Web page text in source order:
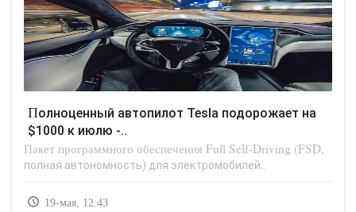
Полноценный автопилот Tesla подорожает на
$1000 к июлю -..
Пакет программного обеспечения Full Self-Driving (FSD,
полная автономность) для электромобилей..
19-мая, 12:43